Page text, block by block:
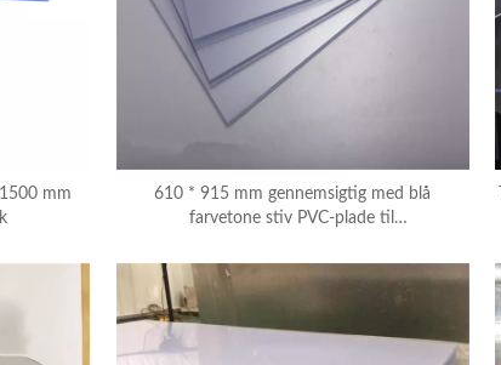
mm
610 * 915 mm gennemsigtig med blå
farvetone stiv PVC-plade til